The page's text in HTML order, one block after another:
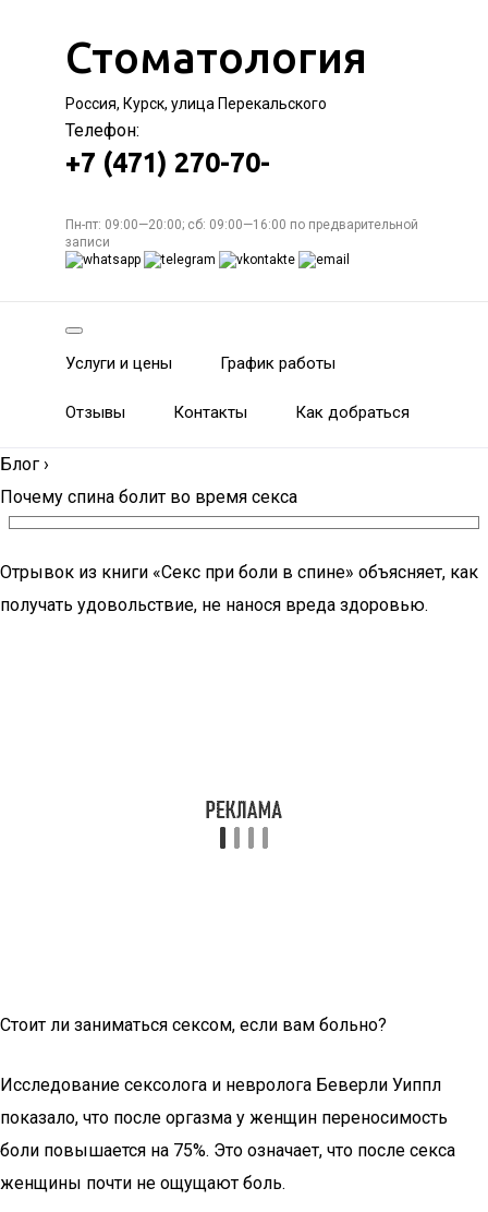
Стоматология
Россия, Курск, улица Перекальского
Телефон:
+7 (471) 270-70-
Пн-пт: 09:00—20:00; сб: 09:00—16:00 по предварительной
записи
Услуги и цены График работы
Отзывы Контакты Как добраться
Блог ›
Почему спина болит во время секса
Отрывок из книги «Секс при боли в спине» объясняет, как
получать удовольствие, не нанося вреда здоровью.
Стоит ли заниматься сексом, если вам больно?
Исследование сексолога и невролога Беверли Уиппл
показало, что после оргазма у женщин переносимость
боли повышается на 75%. Это означает, что после секса
женщины почти не ощущают боль.